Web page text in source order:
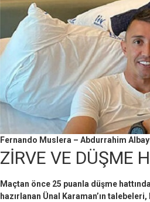
Fernando Muslera – Abdurrahim
ZİRVE VE DÜŞME
Maçtan önce 25 puanla düşme
hazırlanan Ünal Karaman’ın